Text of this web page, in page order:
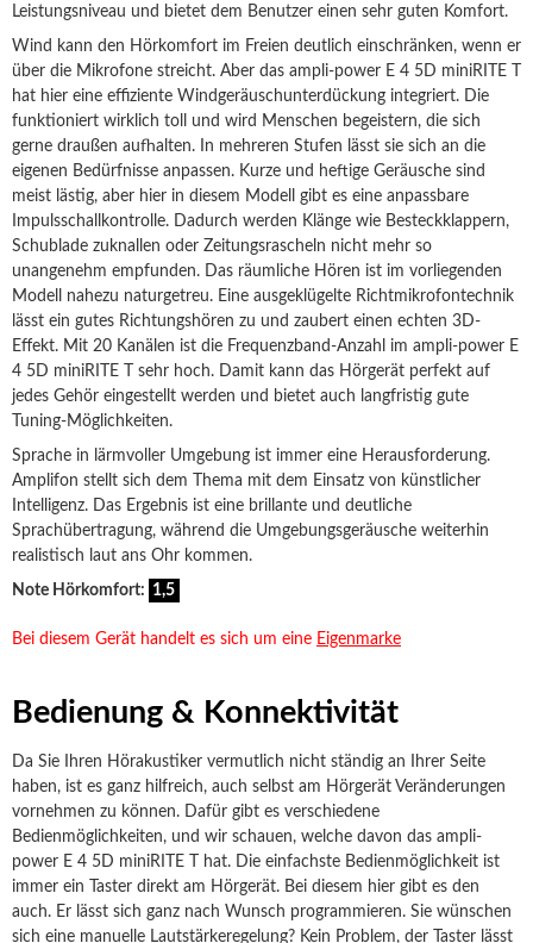
Leistungsniveau und bietet dem Benutzer einen sehr guten Komfort.
Wind kann den Hörkomfort im Freien deutlich einschränken, wenn er
über die Mikrofone streicht. Aber das ampli-power E 4 5D miniRITE T
hat hier eine effiziente Windgeräuschunterdückung integriert. Die
funktioniert wirklich toll und wird Menschen begeistern, die sich
gerne draußen aufhalten. In mehreren Stufen lässt sie sich an die
eigenen Bedürfnisse anpassen. Kurze und heftige Geräusche sind
meist lästig, aber hier in diesem Modell gibt es eine anpassbare
Impulsschallkontrolle. Dadurch werden Klänge wie Besteckklappern,
Schublade zuknallen oder Zeitungsrascheln nicht mehr so
unangenehm empfunden. Das räumliche Hören ist im vorliegenden
Modell nahezu naturgetreu. Eine ausgeklügelte Richtmikrofontechnik
lässt ein gutes Richtungshören zu und zaubert einen echten 3D-
Effekt. Mit 20 Kanälen ist die Frequenzband-Anzahl im ampli-power E
4 5D miniRITE T sehr hoch. Damit kann das Hörgerät perfekt auf
jedes Gehör eingestellt werden und bietet auch langfristig gute
Tuning-Möglichkeiten.
Sprache in lärmvoller Umgebung ist immer eine Herausforderung.
Amplifon stellt sich dem Thema mit dem Einsatz von künstlicher
Intelligenz. Das Ergebnis ist eine brillante und deutliche
Sprachübertragung, während die Umgebungsgeräusche weiterhin
realistisch laut ans Ohr kommen.
Note Hörkomfort: 1,5
Bei diesem Gerät handelt es sich um eine Eigenmarke
Bedienung & Konnektivität
Da Sie Ihren Hörakustiker vermutlich nicht ständig an Ihrer Seite
haben, ist es ganz hilfreich, auch selbst am Hörgerät Veränderungen
vornehmen zu können. Dafür gibt es verschiedene
Bedienmöglichkeiten, und wir schauen, welche davon das ampli-
power E 4 5D miniRITE T hat. Die einfachste Bedienmöglichkeit ist
immer ein Taster direkt am Hörgerät. Bei diesem hier gibt es den
auch. Er lässt sich ganz nach Wunsch programmieren. Sie wünschen
sich eine manuelle Lautstärkeregelung? Kein Problem, der Taster lässt